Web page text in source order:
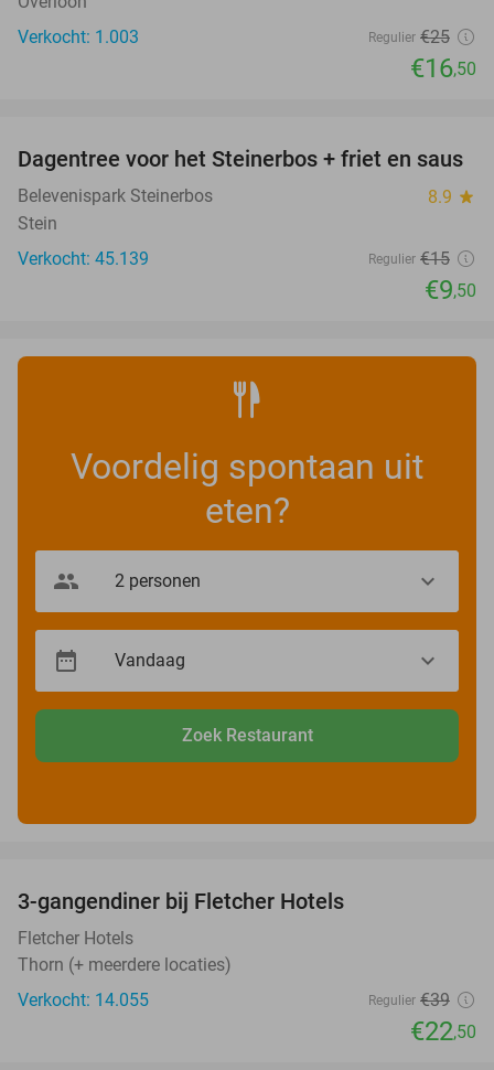
Verkocht: 1.003
Regulier €25
€16,50
37%
Dagentree voor het Steinerbos + friet en saus
Belevenispark Steinerbos 8.9 star
Stein
Verkocht: 45.139
Regulier €15
€9,50
Voordelig spontaan uit
eten?
Zoek Restaurant
3-gangendiner bij Fletcher Hotels
Fletcher Hotels
Thorn (+ meerdere locaties)
Verkocht: 14.055
Regulier €39
€22,50